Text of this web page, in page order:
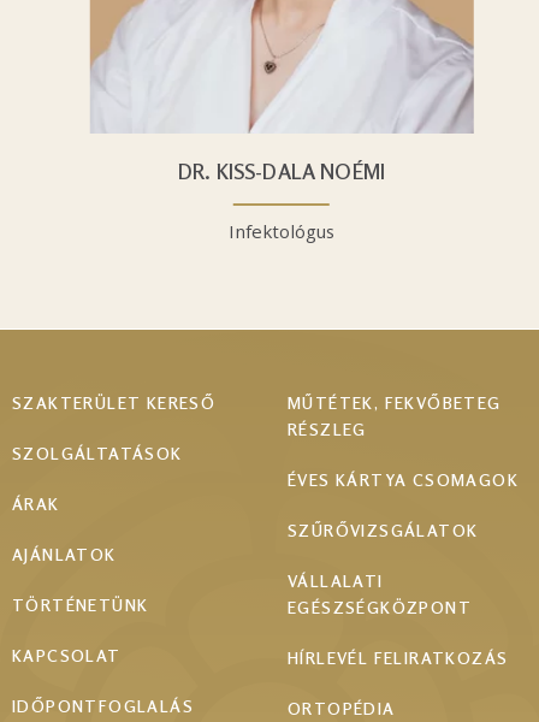
DR. KISS-DALA NOÉMI
Infektológus
Footer
SZAKTERÜLET KERESŐ
SZOLGÁLTATÁSOK
ÁRAK
AJÁNLATOK
TÖRTÉNETÜNK
KAPCSOLAT
IDŐPONTFOGLALÁS
MŰTÉTEK, FEKVŐBETEG
RÉSZLEG
ÉVES KÁRTYA CSOMAGOK
SZŰRŐVIZSGÁLATOK
VÁLLALATI
EGÉSZSÉGKÖZPONT
HÍRLEVÉL FELIRATKOZÁS
ORTOPÉDIA